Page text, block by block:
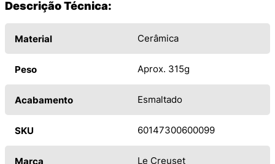
Descrição Técnica:
Material Cerâmica
Peso Aprox. 315g
Acabamento Esmaltado
SKU 60147300600099
Marca Le Creuset